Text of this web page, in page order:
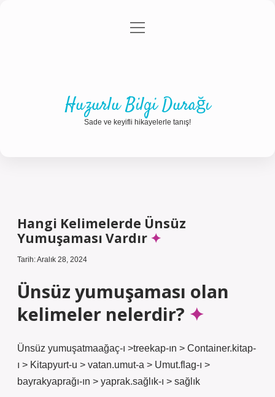
Gizlilik Politikası
menüyü
Huzurlu Bilgi Durağı
Sade ve keyifli hikayelerle tanış!
Hangi Kelimelerde Ünsüz
Yumuşaması Vardır
Tarih: Aralık 28, 2024
Ünsüz yumuşaması olan
kelimeler nelerdir?
Ünsüz yumuşatmaağaç-ı >treekap-ın > Container.kitap-
ı > Kitapyurt-u > vatan.umut-a > Umut.flag-ı >
bayrakyaprağı-ın > yaprak.sağlık-ı > sağlık